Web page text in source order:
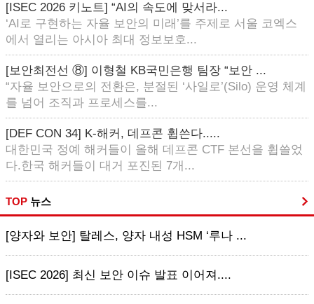
[ISEC 2026 키노트] “AI의 속도에 맞서라...
‘AI로 구현하는 자율 보안의 미래’를 주제로 서울 코엑스
에서 열리는 아시아 최대 정보보호...
[보안최전선 ⑧] 이형철 KB국민은행 팀장 “보안 ...
“자율 보안으로의 전환은, 분절된 ‘사일로’(Silo) 운영 체계
를 넘어 조직과 프로세스를...
[DEF CON 34] K-해커, 데프콘 휩쓴다.....
대한민국 정예 해커들이 올해 데프콘 CTF 본선을 휩쓸었
다.한국 해커들이 대거 포진된 7개...
TOP 뉴스
[양자와 보안] 탈레스, 양자 내성 HSM ‘루나 ...
[ISEC 2026] 최신 보안 이슈 발표 이어져....